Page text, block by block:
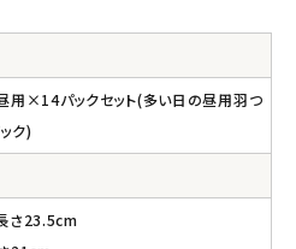
用×14パックセット(多い日の昼用羽つ
ク)
さ23.5cm